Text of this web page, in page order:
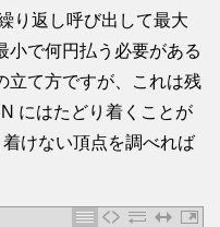
り返し呼び出して最大
小で何円払う必要がある
立て方ですが、これは残
にはたどり着くことが
けない頂点を調べれば